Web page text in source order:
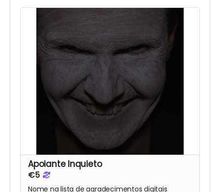
Apoiante Inquieto
€5
Nome na lista de agradecimentos digitais